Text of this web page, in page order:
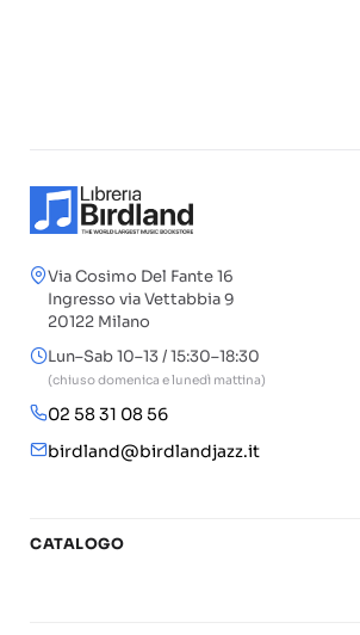
Via Cosimo Del Fante 16
Ingresso via Vettabbia 9
20122 Milano
Lun–Sab 10–13 / 15:30–18:30
(chiuso domenica e lunedì mattina)
02 58 31 08 56
birdland@birdlandjazz.it
CATALOGO